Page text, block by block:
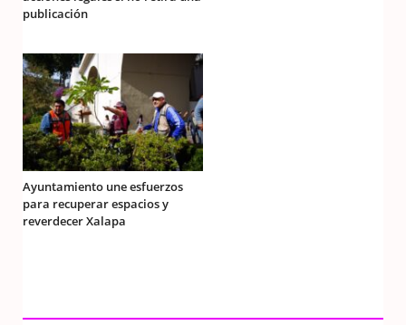
publicación
Ayuntamiento une esfuerzos
para recuperar espacios y
reverdecer Xalapa